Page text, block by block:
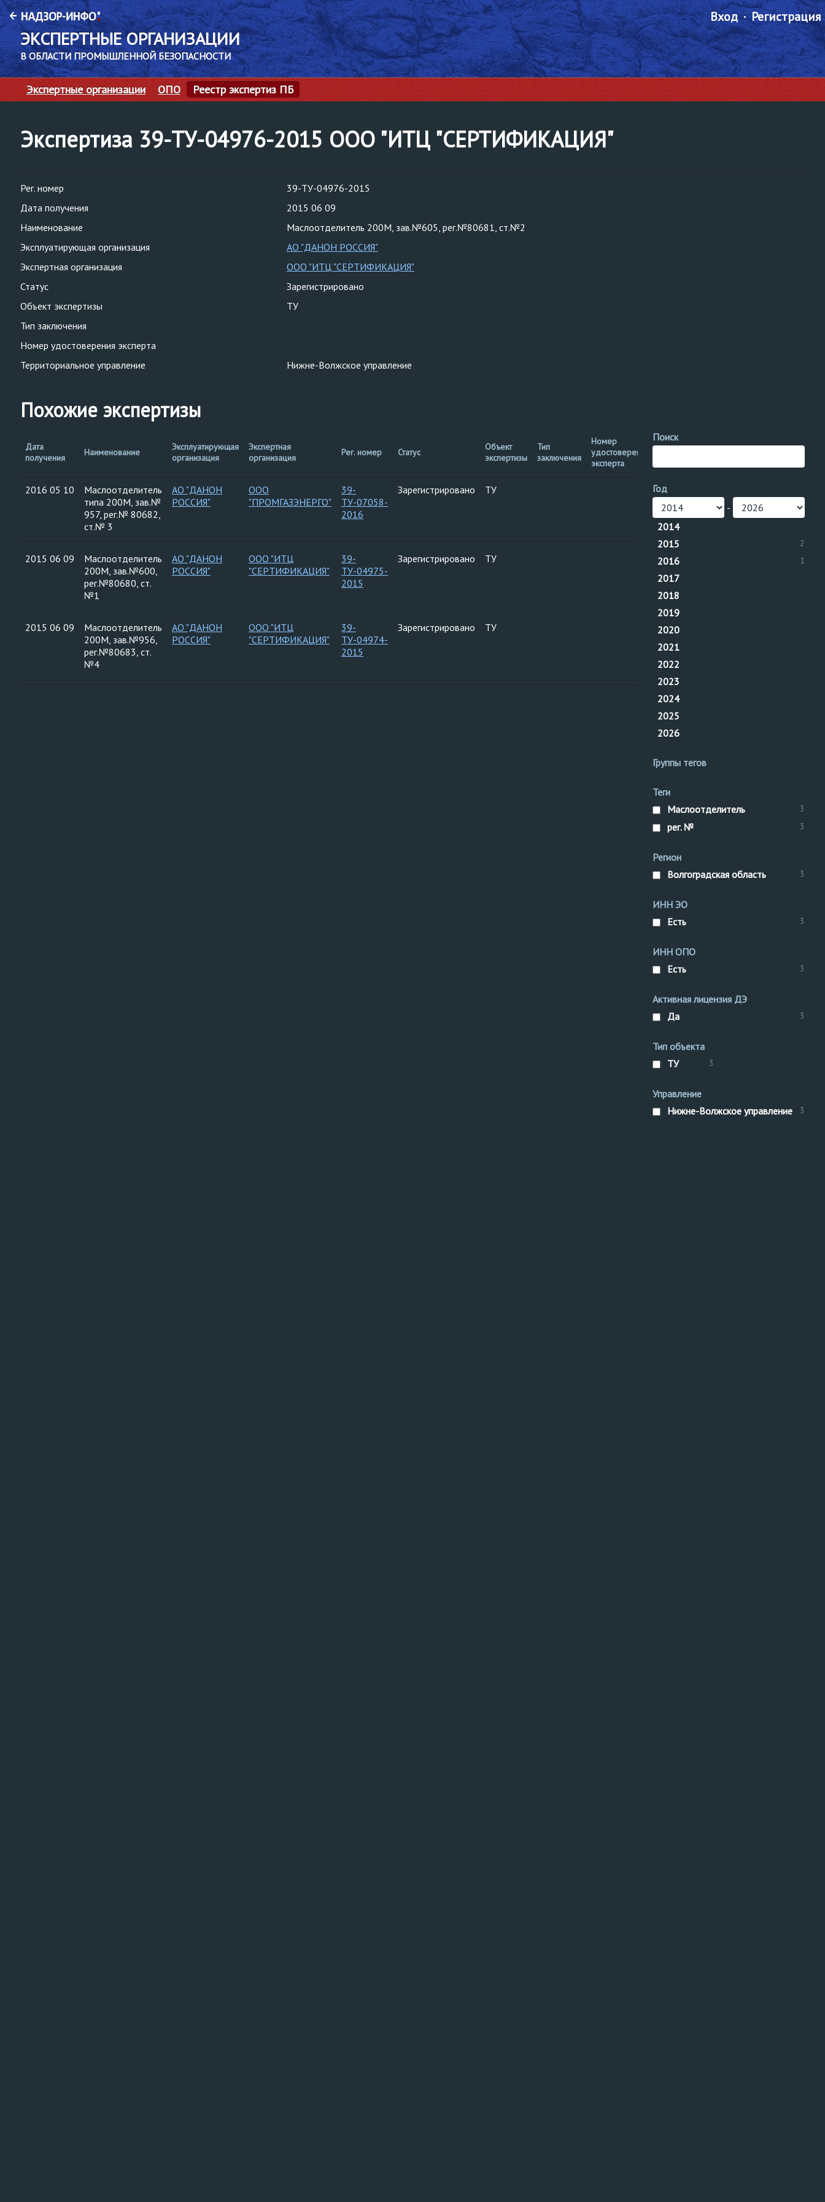
ЭКСПЕРТНЫЕ ОРГАНИЗАЦИИ
В ОБЛАСТИ ПРОМЫШЛЕННОЙ БЕЗОПАСНОСТИ
Вход Регистрация
Экспертные организации ОПО Реестр экспертиз ПБ
Экспертиза 39-ТУ-04976-2015 ООО "ИТЦ "СЕРТИФИКАЦИЯ"
Рег. номер
39-ТУ-04976-2015
Дата получения
2015 06 09
Наименование
Маслоотделитель 200М, зав.№605, рег.№80681, ст.№2
Эксплуатирующая организация
АО "ДАНОН РОССИЯ"
Экспертная организация
ООО "ИТЦ "СЕРТИФИКАЦИЯ"
Статус
Зарегистрировано
Объект экспертизы
ТУ
Тип заключения
Номер удостоверения эксперта
Территориальное управление
Нижне-Волжское управление
Похожие экспертизы
Дата
получения
Наименование
Эксплуатирующая
организация
Экспертная
организация
Рег. номер Статус
Объект
экспертизы
Тип
заключения
Номер
удостоверения
эксперта
Территориальное
2016 05 10
Маслоотделитель
типа 200М, зав.№
957, рег.№ 80682,
ст.№ 3
АО "ДАНОН
РОССИЯ"
ООО
"ПРОМГАЗЭНЕРГО"
39-
ТУ-07058-
2016
Зарегистрировано ТУ рег. №
Маслоотделитель
Волжское
управление
2015 06 09
Маслоотделитель
200М, зав.№600,
рег.№80680, ст.
№1
АО "ДАНОН
РОССИЯ"
ООО "ИТЦ
"СЕРТИФИКАЦИЯ"
39-
ТУ-04975-
2015
Зарегистрировано ТУ
рег. №
Маслоотделитель
2015 06 09
Маслоотделитель
200М, зав.№956,
рег.№80683, ст.
№4
АО "ДАНОН
РОССИЯ"
ООО "ИТЦ
"СЕРТИФИКАЦИЯ"
39-
ТУ-04974-
2015
Зарегистрировано ТУ
рег. №
Маслоотделитель
Поиск
Год
-
2014
2015
2
2016 1
2017
2018
2019
2020
2021
2022
2023
2024
2025
2026
Группы тегов
Теги
Маслоотделитель
3
рег. № 3
Регион
Волгоградская область
3
ИНН ЭО
Есть
3
ИНН ОПО
Есть
3
Активная лицензия ДЭ
Да
3
Тип объекта
ТУ
3
Управление
Нижне-Волжское управление
3